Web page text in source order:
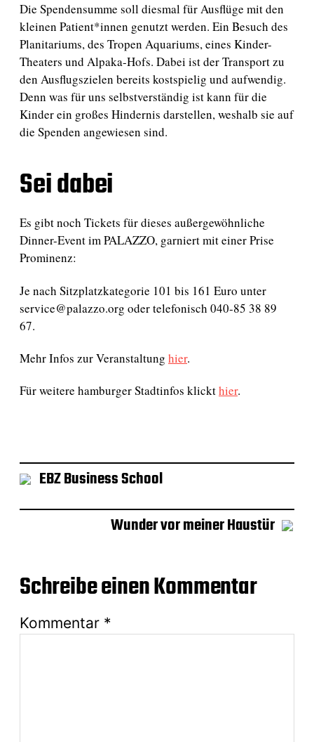
Die Spendensumme soll diesmal für Ausflüge mit den
kleinen Patient*innen genutzt werden. Ein Besuch des
Planitariums, des Tropen Aquariums, eines Kinder-
Theaters und Alpaka-Hofs. Dabei ist der Transport zu
den Ausflugszielen bereits kostspielig und aufwendig.
Denn was für uns selbstverständig ist kann für die
Kinder ein großes Hindernis darstellen, weshalb sie auf
die Spenden angewiesen sind.
Sei dabei
Es gibt noch Tickets für dieses außergewöhnliche
Dinner-Event im PALAZZO, garniert mit einer Prise
Prominenz:
Je nach Sitzplatzkategorie 101 bis 161 Euro unter
service@palazzo.org oder telefonisch 040-85 38 89
67.
Mehr Infos zur Veranstaltung hier.
Für weitere hamburger Stadtinfos klickthier.
EBZ Business School
Wunder vor meiner Haustür
Schreibe einen Kommentar
Kommentar *